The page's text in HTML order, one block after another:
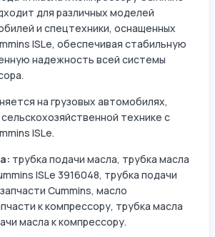
для различных моделей
и спецтехники, оснащенных
ISLe, обеспечивая стабильную
надежность всей системы
на грузовых автомобилях,
технике с
ISLe.
трубка подачи масла, трубка масла
ISLe 3916048, трубка подачи
Cummins, масло
к компрессору, трубка масла
масла к компрессору.